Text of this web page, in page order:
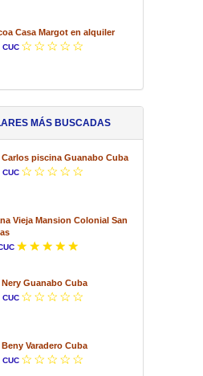
Casa Margot en alquiler
MÁS BUSCADAS
Carlos piscina Guanabo Cuba
Vieja Mansion Colonial San
Nery Guanabo Cuba
Beny Varadero Cuba